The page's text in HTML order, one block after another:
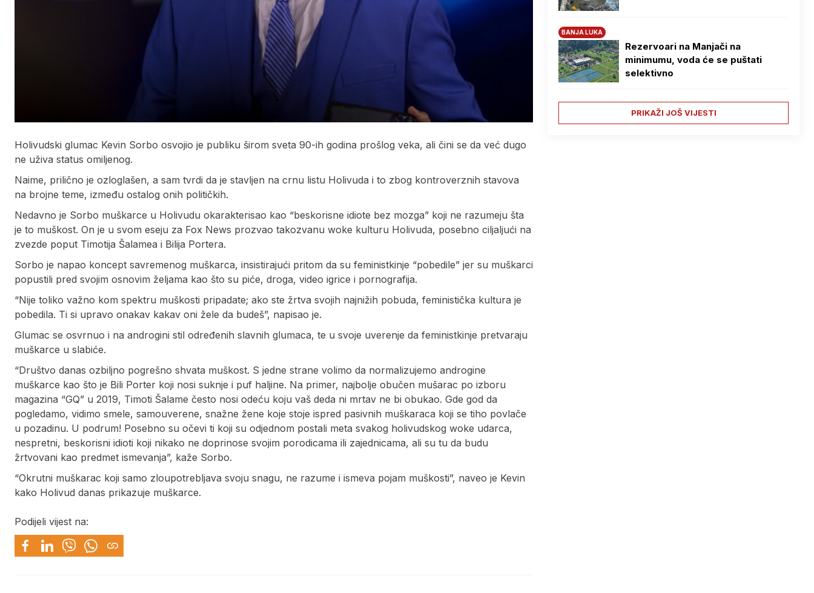
Holivudski glumac Kevin Sorbo osvojio je publiku širom sveta 90-ih godina prošlog veka, ali čini se da već dugo
ne uživa status omiljenog.
Naime, prilično je ozloglašen, a sam tvrdi da je stavljen na crnu listu Holivuda i to zbog kontroverznih stavova
na brojne teme, između ostalog onih političkih.
Nedavno je Sorbo muškarce u Holivudu okarakterisao kao “beskorisne idiote bez mozga” koji ne razumeju šta
je to muškost. On je u svom eseju za Fox News prozvao takozvanu woke kulturu Holivuda, posebno ciljaljući na
zvezde poput Timotija Šalamea i Bilija Portera.
Sorbo je napao koncept savremenog muškarca, insistirajući pritom da su feministkinje “pobedile” jer su muškarci
popustili pred svojim osnovim željama kao što su piće, droga, video igrice i pornografija.
“Nije toliko važno kom spektru muškosti pripadate; ako ste žrtva svojih najnižih pobuda, feministička kultura je
pobedila. Ti si upravo onakav kakav oni žele da budeš”, napisao je.
Glumac se osvrnuo i na androgini stil određenih slavnih glumaca, te u svoje uverenje da feministkinje pretvaraju
muškarce u slabiće.
“Društvo danas ozbiljno pogrešno shvata muškost. S jedne strane volimo da normalizujemo androgine
muškarce kao što je Bili Porter koji nosi suknje i puf haljine. Na primer, najbolje obučen mušarac po izboru
magazina “GQ” u 2019, Timoti Šalame često nosi odeću koju vaš deda ni mrtav ne bi obukao. Gde god da
pogledamo, vidimo smele, samouverene, snažne žene koje stoje ispred pasivnih muškaraca koji se tiho povlače
u pozadinu. U podrum! Posebno su očevi ti koji su odjednom postali meta svakog holivudskog woke udarca,
nespretni, beskorisni idioti koji nikako ne doprinose svojim porodicama ili zajednicama, ali su tu da budu
žrtvovani kao predmet ismevanja”, kaže Sorbo.
“Okrutni muškarac koji samo zloupotrebljava svoju snagu, ne razume i ismeva pojam muškosti”, naveo je Kevin
kako Holivud danas prikazuje muškarce.
Podijeli vijest na:
BANJA LUKA
Rezervoari na Manjači na
minimumu, voda će se puštati
selektivno
PRIKAŽI JOŠ VIJESTI